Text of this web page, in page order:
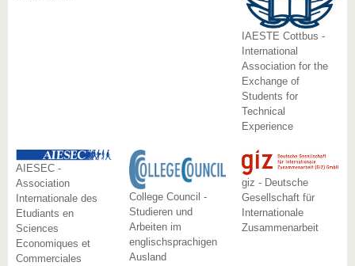
IAESTE Cottbus -
International
Association for the
Exchange of
Students for
Technical
Experience
AIESEC -
Association
Internationale des
Etudiants en
Sciences
Economiques et
Commerciales
College Council -
Studieren und
Arbeiten im
englischsprachigen
Ausland
giz - Deutsche
Gesellschaft für
Internationale
Zusammenarbeit